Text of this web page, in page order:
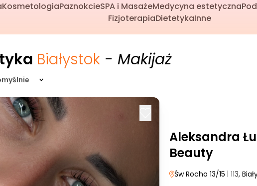
KosmetologiaPaznokcieSPA i MasażeMedycyna estetyczna
FizjoterapiaDietetykaInne
Białystok - Makijaż
Aleksandra
Beauty
Św Rocha 13/15 | 113,